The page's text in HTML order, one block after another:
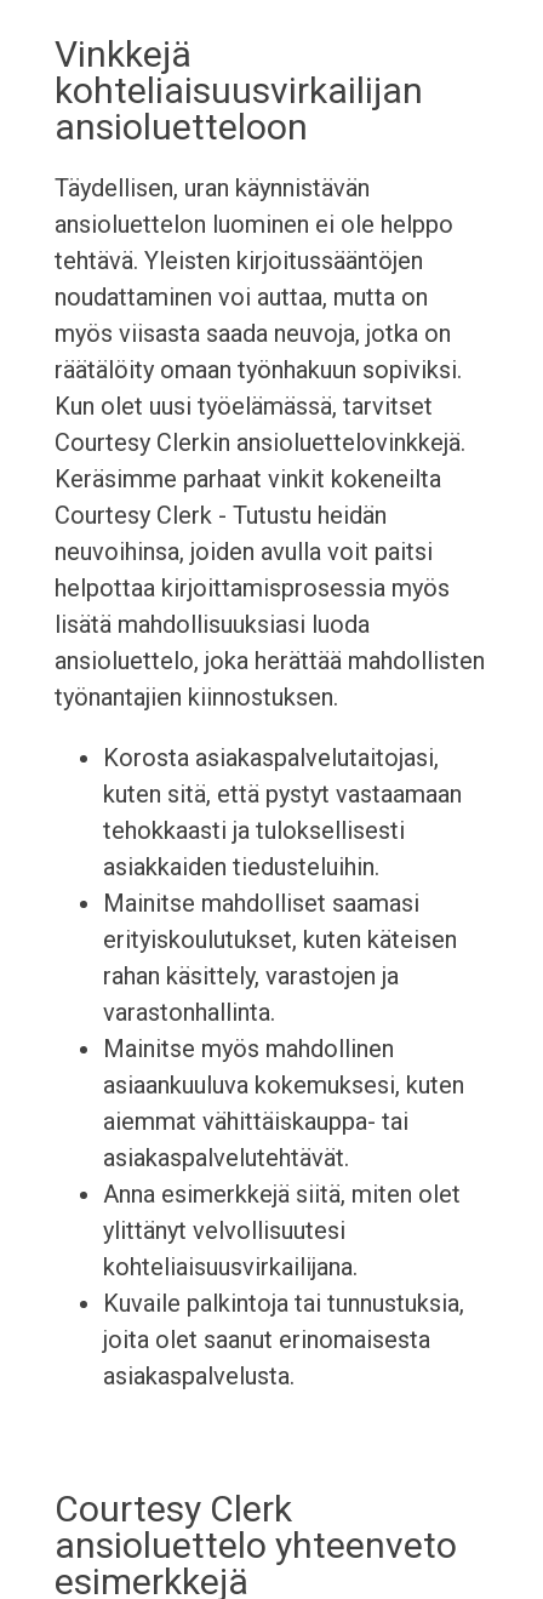
Vinkkejä
kohteliaisuusvirkailijan
ansioluetteloon
Täydellisen, uran käynnistävän
ansioluettelon luominen ei ole helppo
tehtävä. Yleisten kirjoitussääntöjen
noudattaminen voi auttaa, mutta on
myös viisasta saada neuvoja, jotka on
räätälöity omaan työnhakuun sopiviksi.
Kun olet uusi työelämässä, tarvitset
Courtesy Clerkin ansioluettelovinkkejä.
Keräsimme parhaat vinkit kokeneilta
Courtesy Clerk - Tutustu heidän
neuvoihinsa, joiden avulla voit paitsi
helpottaa kirjoittamisprosessia myös
lisätä mahdollisuuksiasi luoda
ansioluettelo, joka herättää mahdollisten
työnantajien kiinnostuksen.
Korosta asiakaspalvelutaitojasi,
kuten sitä, että pystyt vastaamaan
tehokkaasti ja tuloksellisesti
asiakkaiden tiedusteluihin.
Mainitse mahdolliset saamasi
erityiskoulutukset, kuten käteisen
rahan käsittely, varastojen ja
varastonhallinta.
Mainitse myös mahdollinen
asiaankuuluva kokemuksesi, kuten
aiemmat vähittäiskauppa- tai
asiakaspalvelutehtävät.
Anna esimerkkejä siitä, miten olet
ylittänyt velvollisuutesi
kohteliaisuusvirkailijana.
Kuvaile palkintoja tai tunnustuksia,
joita olet saanut erinomaisesta
asiakaspalvelusta.
Courtesy Clerk
ansioluettelo yhteenveto
esimerkkejä